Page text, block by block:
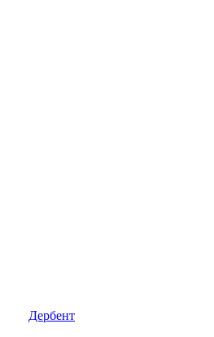
Дербент